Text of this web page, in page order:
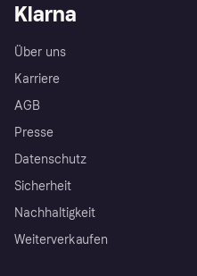
Klarna
Über uns
Karriere
AGB
Presse
Datenschutz
Sicherheit
Nachhaltigkeit
Weiterverkaufen